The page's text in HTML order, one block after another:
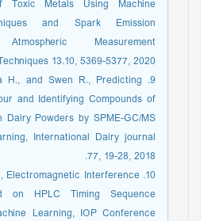
Toxic Metals Using Machine
and Spark Emission
Atmospheric Measurement
Techniques 13.10, 5369-5377, 2020.
H., and Swen R., Predicting
and Identifying Compounds of
Dairy Powders by SPME-GC/MS
International Dairy journal
77, 19-28, 2018.
al, Electromagnetic Interference
on HPLC Timing Sequence
Learning, IOP Conference